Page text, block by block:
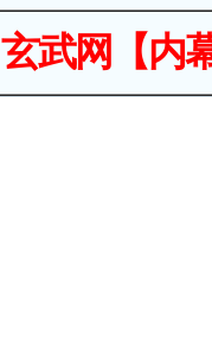
玄武网【内